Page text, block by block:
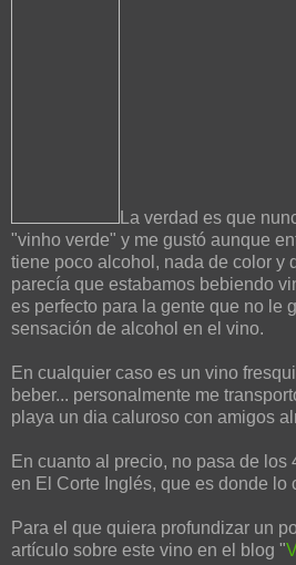
La verdad es que
"vinho verde" y me gustó aunque
tiene poco alcohol, nada de color y
parecía que estabamos bebiendo
es perfecto para la gente que no le
sensación de alcohol en el vino.
En cualquier caso es un vino
beber... personalmente me
playa un dia caluroso con amigos
En cuanto al precio, no pasa de los
en El Corte Inglés, que es donde lo
Para el que quiera profundizar un
artículo sobre este vino en el blog "